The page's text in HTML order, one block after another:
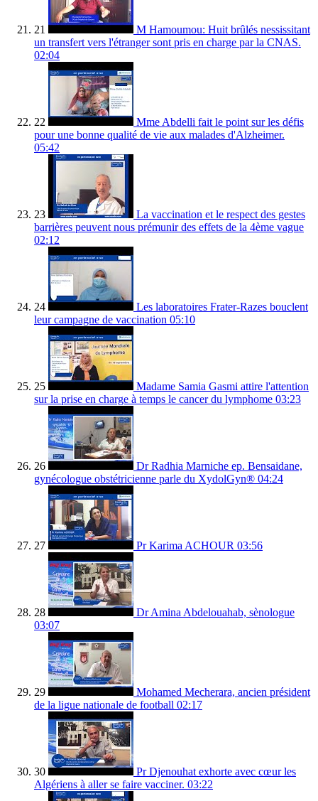
21
M Hamoumou: Huit brûlés nessissitant
un transfert vers l'étranger sont pris en charge par la CNAS.
02:04
22
Mme Abdelli fait le point sur les défis
pour une bonne qualité de vie aux malades d'Alzheimer.
05:42
23
La vaccination et le respect des gestes
barrières peuvent nous prémunir des effets de la 4ème vague
02:12
24
Les laboratoires Frater-Razes bouclent
leur campagne de vaccination 05:10
25
Madame Samia Gasmi attire l'attention
sur la prise en charge à temps le cancer du lymphome 03:23
26
Dr Radhia Marniche ep. Bensaidane,
gynécologue obstétricienne parle du XydolGyn® 04:24
27 Pr Karima ACHOUR 03:56
28
Dr Amina Abdelouahab, sènologue
03:07
29
Mohamed Mecherara, ancien président
de la ligue nationale de football 02:17
30
Pr Djenouhat exhorte avec cœur les
Algériens à aller se faire vacciner. 03:22